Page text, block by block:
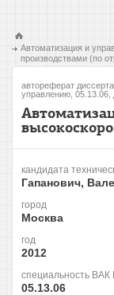
Автоматизация и
производствами (по
автореферат
управлению, 05.13.06,
кандидата
Гапанович,
город
Москва
год
2012
специальность ВАК
05.13.06